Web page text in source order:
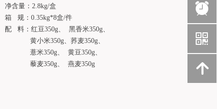
净含量：2.8kg/盒
箱 规：0.35kg*8盒/件
配 料：红豆350g、 黑香米350g、
黄小米350g、荞麦350g、
薏米350g、 黄豆350g、
藜麦350g、 燕麦350g
뀥
낃
녕